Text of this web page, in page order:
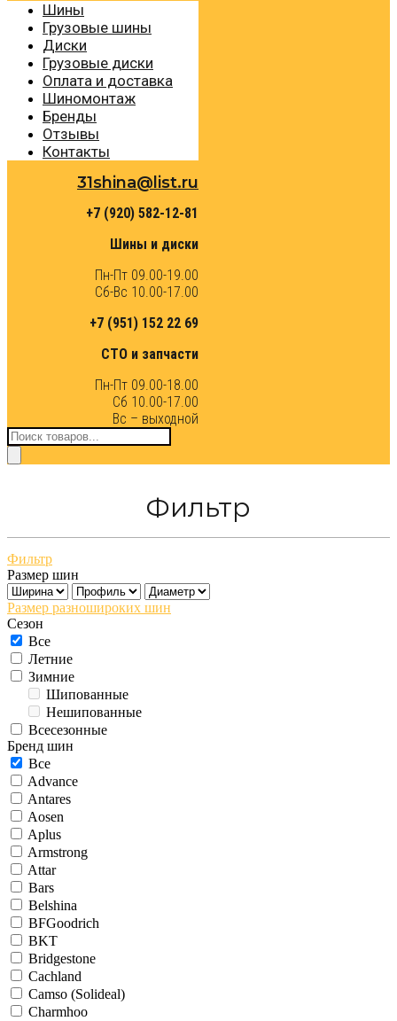
Шины
Грузовые шины
Диски
Грузовые диски
Оплата и доставка
Шиномонтаж
Бренды
Отзывы
Контакты
31shina@list.ru
+7 (920) 582-12-81
Шины и диски
Пн-Пт 09.00-19.00
Сб-Вс 10.00-17.00
+7 (951) 152 22 69
СТО и запчасти
Пн-Пт 09.00-18.00
Сб 10.00-17.00
Вс – выходной
Поиск
товаров
Фильтр
Фильтр
Размер шин
Размер разношироких шин
Сезон
Все
Летние
Зимние
Шипованные
Нешипованные
Всесезонные
Бренд шин
Все
Advance
Antares
Aosen
Aplus
Armstrong
Attar
Bars
Belshina
BFGoodrich
BKT
Bridgestone
Cachland
Camso (Solideal)
Charmhoo